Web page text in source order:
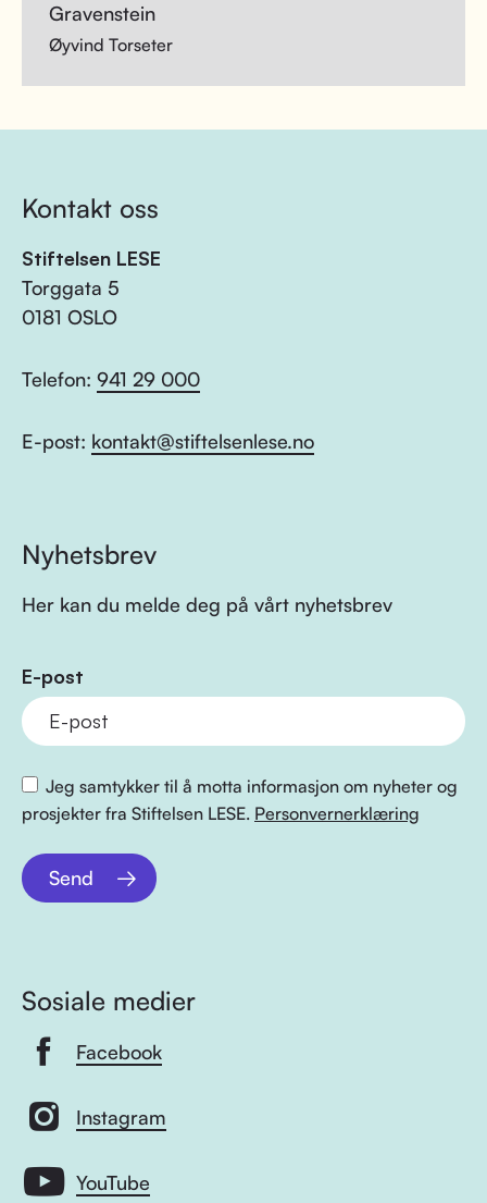
Gravenstein
Øyvind Torseter
Kontakt oss
Stiftelsen LESE
Torggata 5
0181 OSLO
Telefon: 941 29 000
E-post: kontakt@stiftelsenlese.no
Nyhetsbrev
Her kan du melde deg på vårt nyhetsbrev
E-post
Jeg samtykker til å motta informasjon om nyheter og
prosjekter fra Stiftelsen LESE. Personvernerklæring
Send
Sosiale medier
Facebook
Instagram
YouTube